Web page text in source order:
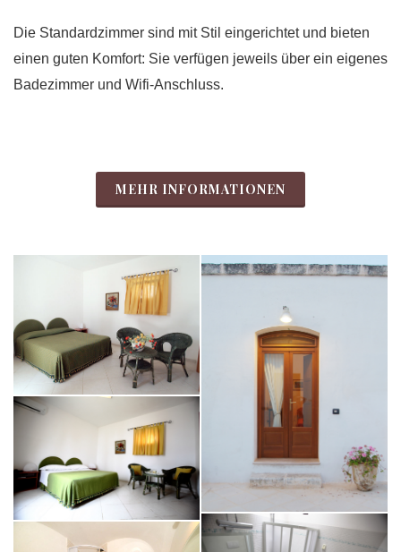
Die Standardzimmer sind mit Stil eingerichtet und bieten
einen guten Komfort: Sie verfügen jeweils über ein eigenes
Badezimmer und Wifi-Anschluss.
MEHR INFORMATIONEN